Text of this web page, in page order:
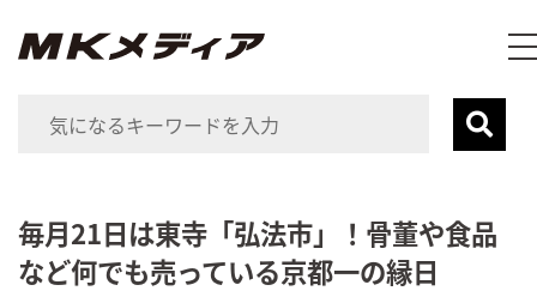
毎月21日は東寺「弘法市」！骨董や食品
など何でも売っている京都一の縁日